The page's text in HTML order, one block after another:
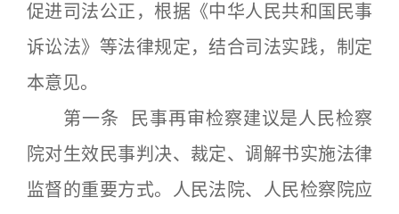
促进司法公正，根据《中华人民共和国民事
诉讼法》等法律规定，结合司法实践，制定
本意见。
第一条 民事再审检察建议是人民检察
院对生效民事判决、裁定、调解书实施法律
监督的重要方式。人民法院、人民检察院应